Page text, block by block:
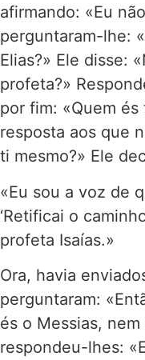
afirmando: «Eu
perguntaram-lhe:
Elias?» Ele disse:
profeta?»
por fim: «Quem
resposta aos que
ti mesmo?» Ele
«Eu sou a voz de
‘Retificai o
profeta Isaías.»
Ora, havia
perguntaram:
és o Messias,
respondeu-lhes: